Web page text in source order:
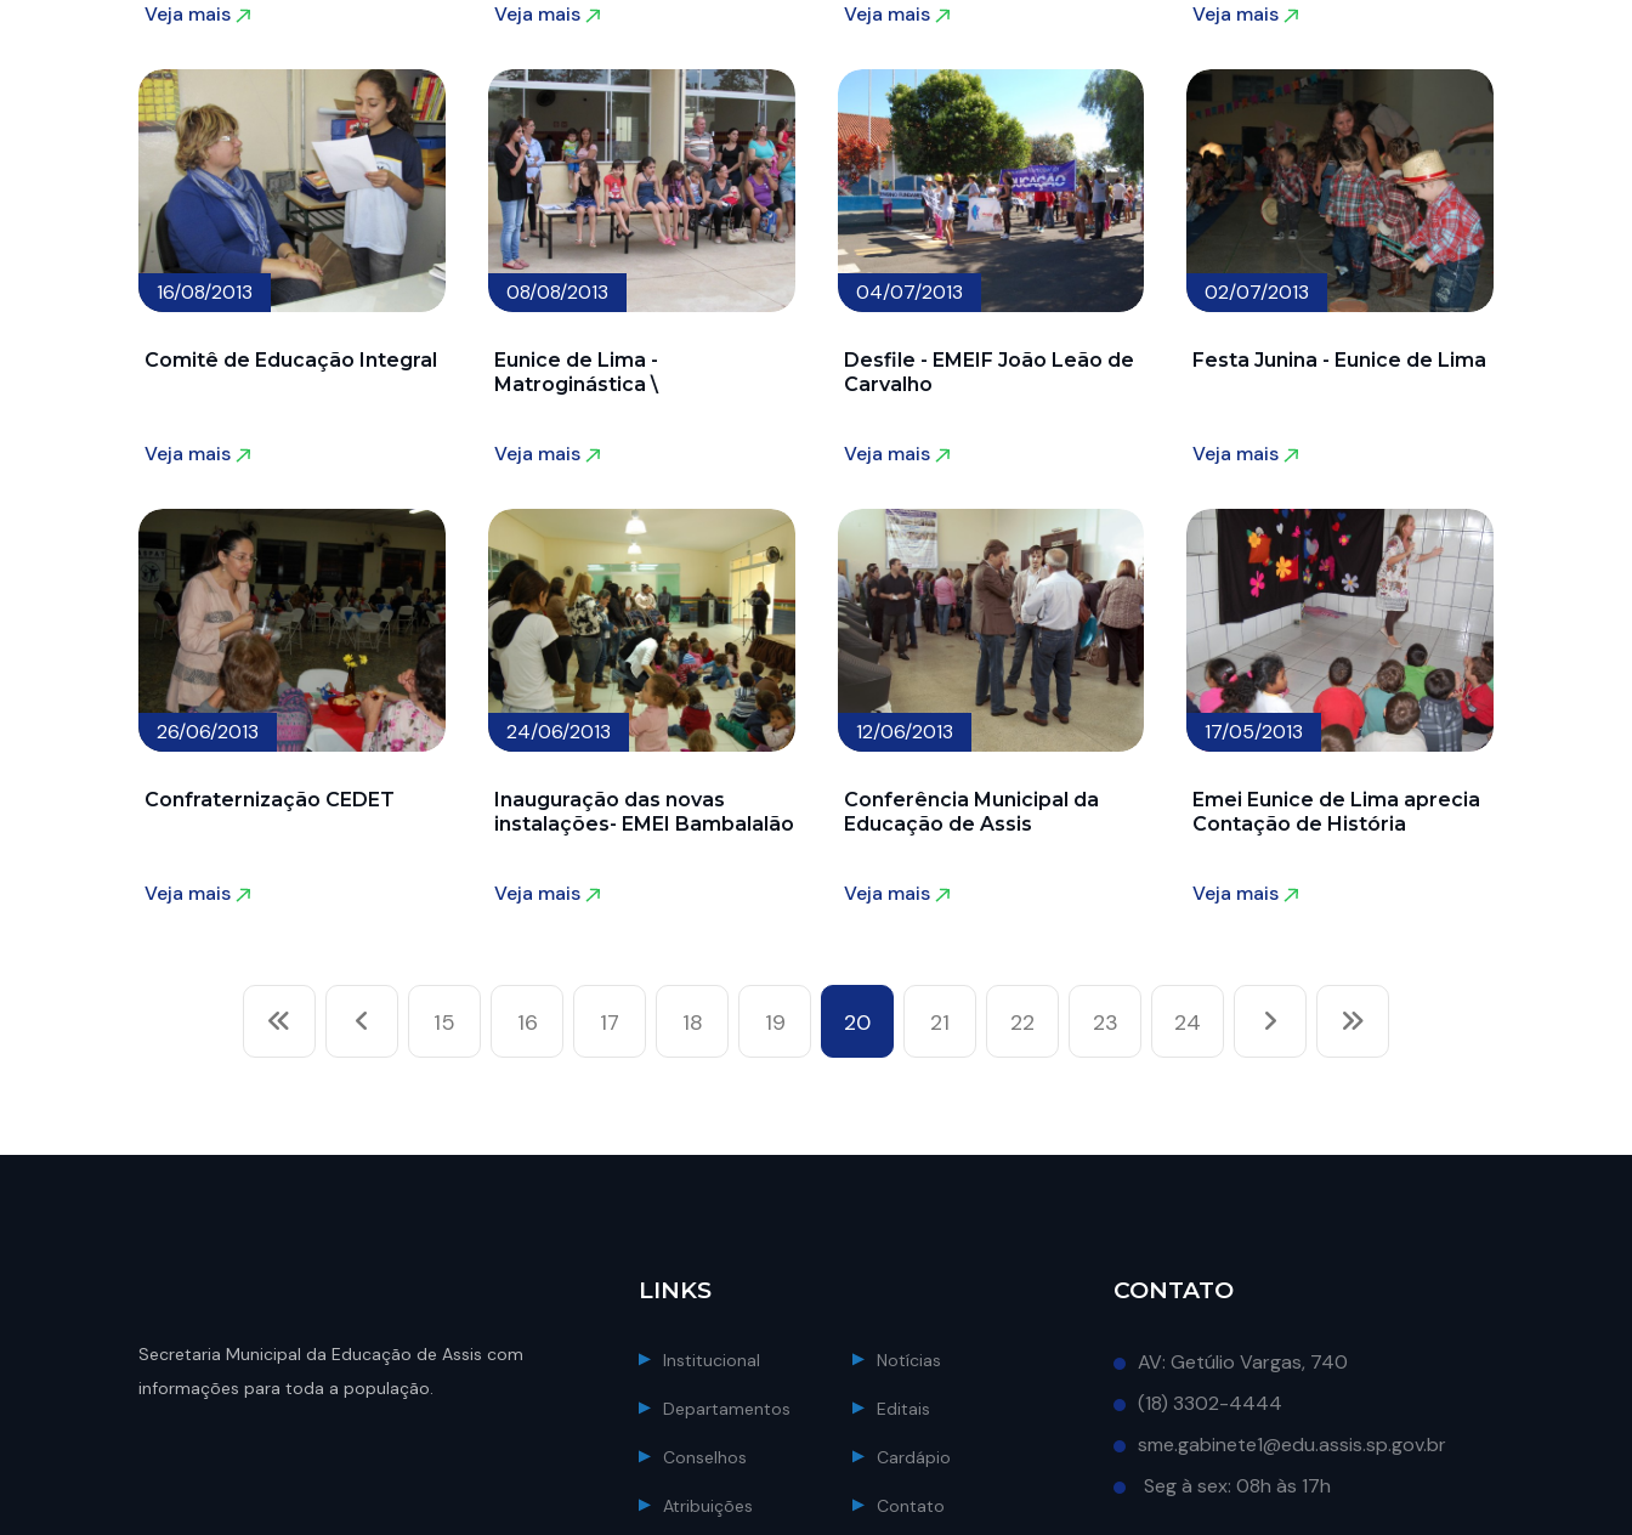
Veja mais
Veja mais
Veja mais
Veja mais
16/08/2013
Comitê de Educação Integral
Veja mais
08/08/2013
Eunice de Lima -
Matroginástica \
Veja mais
04/07/2013
Desfile - EMEIF João Leão de
Carvalho
Veja mais
02/07/2013
Festa Junina - Eunice de Lima
Veja mais
26/06/2013
Confraternização CEDET
Veja mais
24/06/2013
Inauguração das novas
instalações- EMEI Bambalalão
Veja mais
12/06/2013
Conferência Municipal da
Educação de Assis
Veja mais
17/05/2013
Emei Eunice de Lima aprecia
Contação de História
Veja mais
15 16 17 18 19 20 21 22 23 24
Secretaria Municipal da Educação de Assis com
informações para toda a população.
LINKS
Institucional
Departamentos
Conselhos
Atribuições
Notícias
Editais
Cardápio
Contato
CONTATO
AV: Getúlio Vargas, 740
(18) 3302-4444
sme.gabinete1@edu.assis.sp.gov.br
Seg à sex: 08h às 17h